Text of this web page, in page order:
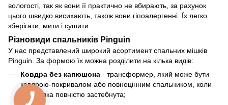
вологості, так як вони її практично не вбирають, за рахунок
цього швидко висихають, також вони гіпоалергенні. Їх легко
зберігати, мити і сушити.
Різновиди спальників Pinguin
У нас представлений широкий асортимент спальних мішків
Pinguin. За формою їх можна розділити на кілька видів:
Ковдра без капюшона - трансформер, який може бути
ковдрою-покривалом або повноцінним спальником, коли
блискавка повністю застебнута;